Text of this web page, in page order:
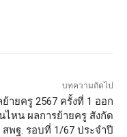
บทความถัดไป
ย้ายครู 2567 ครั้งที่ 1 ออก
ไหน ผลการย้ายครู สังกัด
สพฐ. รอบที่ 1/67 ประจำปี